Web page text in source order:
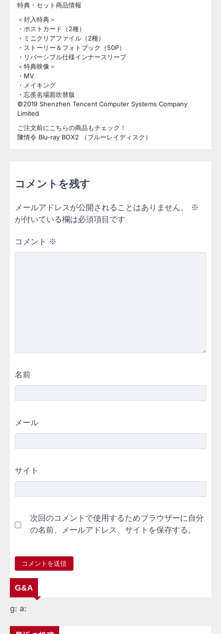
特典・セット商品情報
＜封入特典＞
・ポストカード（2種）
・ミニクリアファイル（2種）
・ストーリー＆フォトブック（50P）
・リバーシブル仕様インナースリーブ
＜特典映像＞
・MV
・メイキング
・忘羨名場面吹替版
©2019 Shenzhen Tencent Computer Systems Company
Limited
ご注文前にこちらの商品もチェック！
陳情令 Blu-ray BOX2 （ブルーレイディスク）
コメントを残す
メールアドレスが公開されることはありません。
※
が付いている欄は必須項目です
コメント ※
名前
メール
サイト
次回のコメントで使用するためブラウザーに自分
の名前、メールアドレス、サイトを保存する。
G&A
g: a: